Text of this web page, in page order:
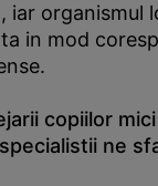
, iar organismul
in mod
copiilor
ne